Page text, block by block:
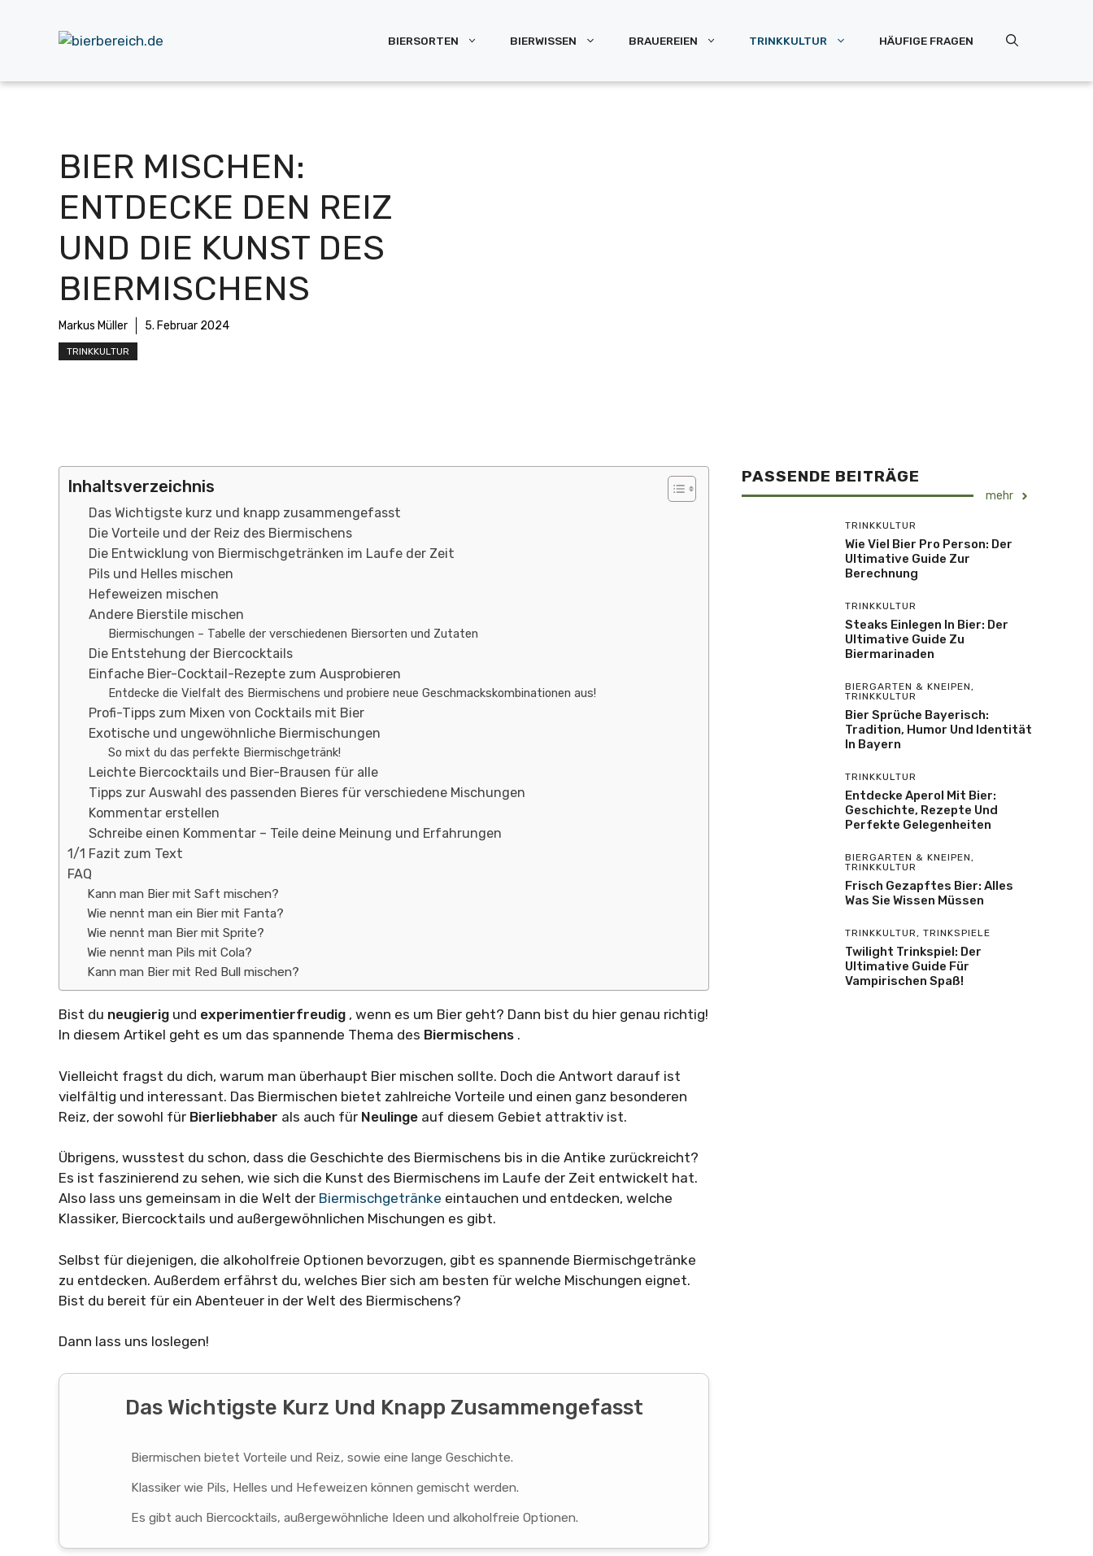
BIERSORTEN BIERWISSEN BRAUEREIEN TRINKKULTUR HÄUFIGE FRAGEN
BIER MISCHEN:
ENTDECKE DEN REIZ
UND DIE KUNST DES
BIERMISCHENS
Markus Müller 5. Februar 2024
TRINKKULTUR
Inhaltsverzeichnis
Das Wichtigste kurz und knapp zusammengefasst
Die Vorteile und der Reiz des Biermischens
Die Entwicklung von Biermischgetränken im Laufe der Zeit
Pils und Helles mischen
Hefeweizen mischen
Andere Bierstile mischen
Biermischungen – Tabelle der verschiedenen Biersorten und Zutaten
Die Entstehung der Biercocktails
Einfache Bier-Cocktail-Rezepte zum Ausprobieren
Entdecke die Vielfalt des Biermischens und probiere neue Geschmackskombinationen aus!
Profi-Tipps zum Mixen von Cocktails mit Bier
Exotische und ungewöhnliche Biermischungen
So mixt du das perfekte Biermischgetränk!
Leichte Biercocktails und Bier-Brausen für alle
Tipps zur Auswahl des passenden Bieres für verschiedene Mischungen
Kommentar erstellen
Schreibe einen Kommentar – Teile deine Meinung und Erfahrungen
1/1 Fazit zum Text
FAQ
Kann man Bier mit Saft mischen?
Wie nennt man ein Bier mit Fanta?
Wie nennt man Bier mit Sprite?
Wie nennt man Pils mit Cola?
Kann man Bier mit Red Bull mischen?
Bist du neugierig und experimentierfreudig , wenn es um Bier geht? Dann bist du hier genau richtig!
In diesem Artikel geht es um das spannende Thema des Biermischens .
Vielleicht fragst du dich, warum man überhaupt Bier mischen sollte. Doch die Antwort darauf ist
vielfältig und interessant. Das Biermischen bietet zahlreiche Vorteile und einen ganz besonderen
Reiz, der sowohl für Bierliebhaber als auch für Neulinge auf diesem Gebiet attraktiv ist.
Übrigens, wusstest du schon, dass die Geschichte des Biermischens bis in die Antike zurückreicht?
Es ist faszinierend zu sehen, wie sich die Kunst des Biermischens im Laufe der Zeit entwickelt hat.
Also lass uns gemeinsam in die Welt der Biermischgetränke eintauchen und entdecken, welche
Klassiker, Biercocktails und außergewöhnlichen Mischungen es gibt.
Selbst für diejenigen, die alkoholfreie Optionen bevorzugen, gibt es spannende Biermischgetränke
zu entdecken. Außerdem erfährst du, welches Bier sich am besten für welche Mischungen eignet.
Bist du bereit für ein Abenteuer in der Welt des Biermischens?
Dann lass uns loslegen!
Das Wichtigste Kurz Und Knapp Zusammengefasst
Biermischen bietet Vorteile und Reiz, sowie eine lange Geschichte.
Klassiker wie Pils, Helles und Hefeweizen können gemischt werden.
Es gibt auch Biercocktails, außergewöhnliche Ideen und alkoholfreie Optionen.
PASSENDE BEITRÄGE
mehr
TRINKKULTUR
Wie Viel Bier Pro Person: Der
Ultimative Guide Zur
Berechnung
TRINKKULTUR
Steaks Einlegen In Bier: Der
Ultimative Guide Zu
Biermarinaden
BIERGARTEN & KNEIPEN,
TRINKKULTUR
Bier Sprüche Bayerisch:
Tradition, Humor Und Identität
In Bayern
TRINKKULTUR
Entdecke Aperol Mit Bier:
Geschichte, Rezepte Und
Perfekte Gelegenheiten
BIERGARTEN & KNEIPEN,
TRINKKULTUR
Frisch Gezapftes Bier: Alles
Was Sie Wissen Müssen
TRINKKULTUR, TRINKSPIELE
Twilight Trinkspiel: Der
Ultimative Guide Für
Vampirischen Spaß!